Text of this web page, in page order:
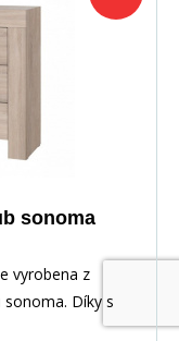
sonoma
vyrobena z
sonoma. Díky s